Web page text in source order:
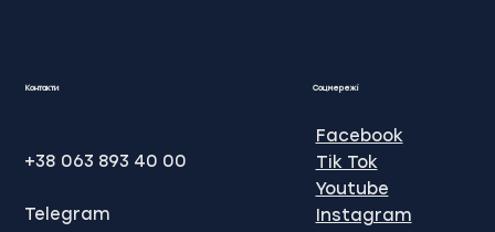
Контакти
+38 063 893 40 00
Telegram
Соцмережі
Facebook
Tik Tok
Youtube
Instagram